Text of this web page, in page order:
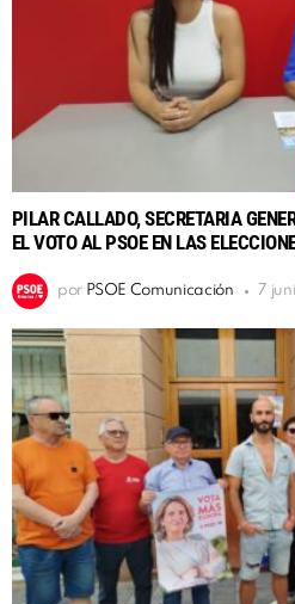
PILAR CALLADO, SECRETARIA
EL VOTO AL PSOE EN LAS
por PSOE Comunicación 7